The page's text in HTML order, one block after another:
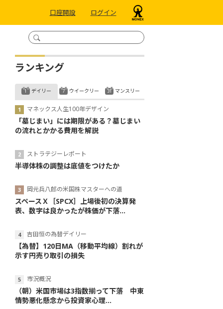
口座開設 ログイン
ランキング
デイリー
マネックス人生100年デザイン
「墓じまい」には期限がある？墓じまい
の流れとかかる費用を解説
ストラテジーレポート
半導体株の調整は底値をつけたか
岡元兵八郎の米国株マスターへの道
スペースＸ［SPCX］上場後初の決算発
表、数字は良かったが株価が下落...
吉田恒の為替デイリー
【為替】120日MA（移動平均線）割れが
示す円売り取引の損失
市況概況
（朝）米国市場は3指数揃って下落 中東
情勢悪化懸念から投資家心理...
ウイークリー マンスリー